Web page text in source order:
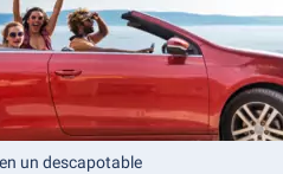
un descapotable